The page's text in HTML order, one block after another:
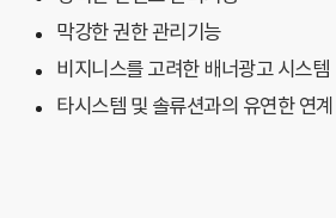
막강한 권한 관리기능
비지니스를 고려한 배너광고 시스템
타시스템 및 솔류션과의 유연한 연계